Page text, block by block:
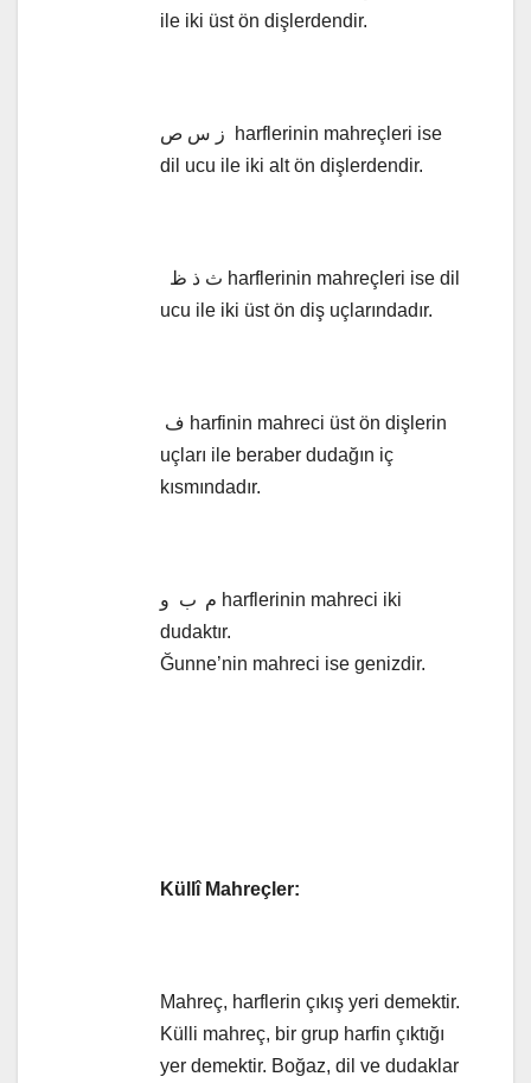
ile iki üst ön dişlerdendir.
ز س ص harflerinin mahreçleri ise
dil ucu ile iki alt ön dişlerdendir.
ucu ile iki üst ön diş uçlarındadır.
uçları ile beraber dudağın iç
kısmındadır.
م ب و harflerinin mahreci iki
dudaktır.
Ğunne’nin mahreci ise genizdir.
Küllî Mahreçler:
Mahreç, harflerin çıkış yeri demektir.
Külli mahreç, bir grup harfin çıktığı
yer demektir. Boğaz, dil ve dudaklar